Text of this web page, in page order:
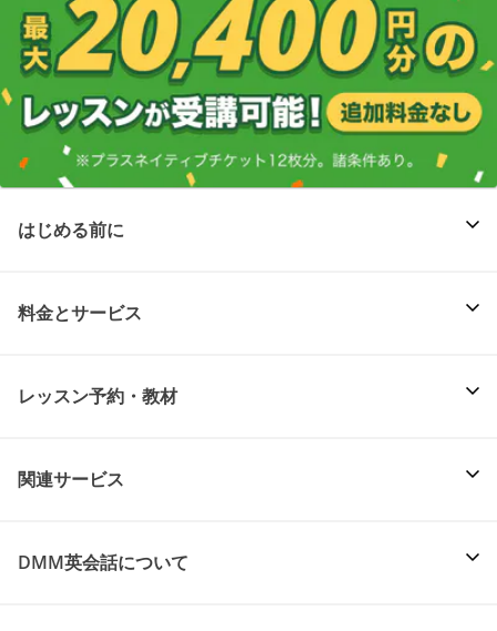
はじめる前に
料金とサービス
レッスン予約・教材
関連サービス
DMM英会話について